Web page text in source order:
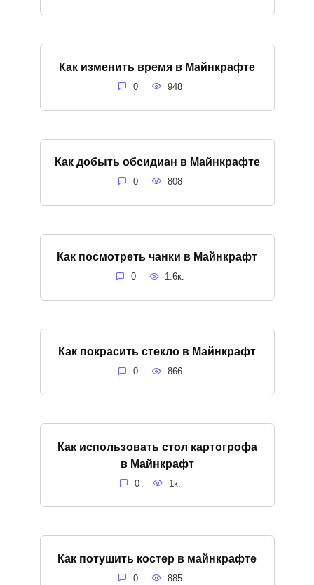
Как изменить время в Майнкрафте
0 948
Как добыть обсидиан в Майнкрафте
0 808
Как посмотреть чанки в Майнкрафт
0 1.6к.
Как покрасить стекло в Майнкрафт
0 866
Как использовать стол картогрофа
в Майнкрафт
0 1к.
Как потушить костер в майнкрафте
0 885